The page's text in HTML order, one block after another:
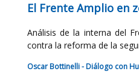
El Frente Amplio en
Análisis de la interna del
contra la reforma de la
Oscar Bottinelli - Diálogo con